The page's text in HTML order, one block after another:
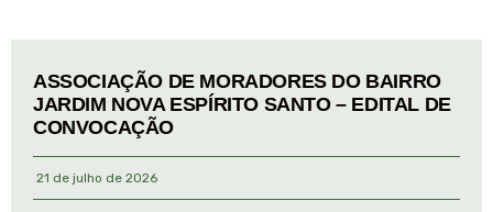
ASSOCIAÇÃO DE MORADORES DO BAIRRO
JARDIM NOVA ESPÍRITO SANTO – EDITAL DE
CONVOCAÇÃO
21 de julho de 2026